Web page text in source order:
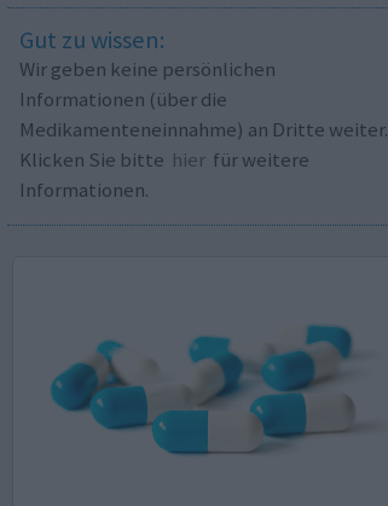
Gut zu wissen:
Wir geben keine persönlichen
Informationen (über die
Medikamenteneinnahme) an Dritte weiter.
Klicken Sie bitte hier für weitere
Informationen.